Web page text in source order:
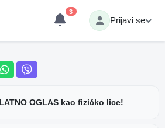
3
Prijavi se
OGLAS kao fizičko lice!